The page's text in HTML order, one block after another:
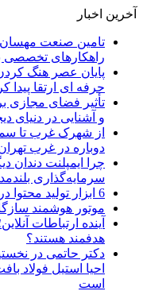
آخرین اخبار
تامین صنعت
راهکارهای تخصصی
پایان عصر هنگ
حرفه ای ارتقا پیدا
تأثیر فضای مجازی
و آشنایی در دنیای
از شهرک غرب تا
دوباره در غرب
چرا ایمپلنت دندان
سرمایه‌گذاری
6 ابزار تولید محتوا در سنجور که هر نویسنده به آن‌ها نیاز دارد
موتور هوشمند
آینده ارتباطات
هدفمند هستند؟
دکتر حاتمی در
احیا استیل
است